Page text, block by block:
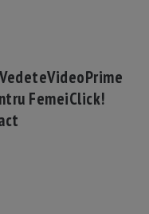
VedeteVideoPrime
FemeiClick!